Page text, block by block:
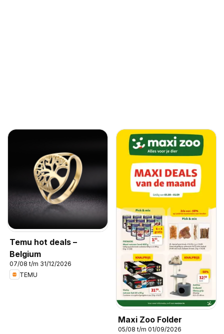
Temu hot deals –
Belgium
07/08 t/m 31/12/2026
TEMU
Maxi Zoo Folder
05/08 t/m 01/09/2026